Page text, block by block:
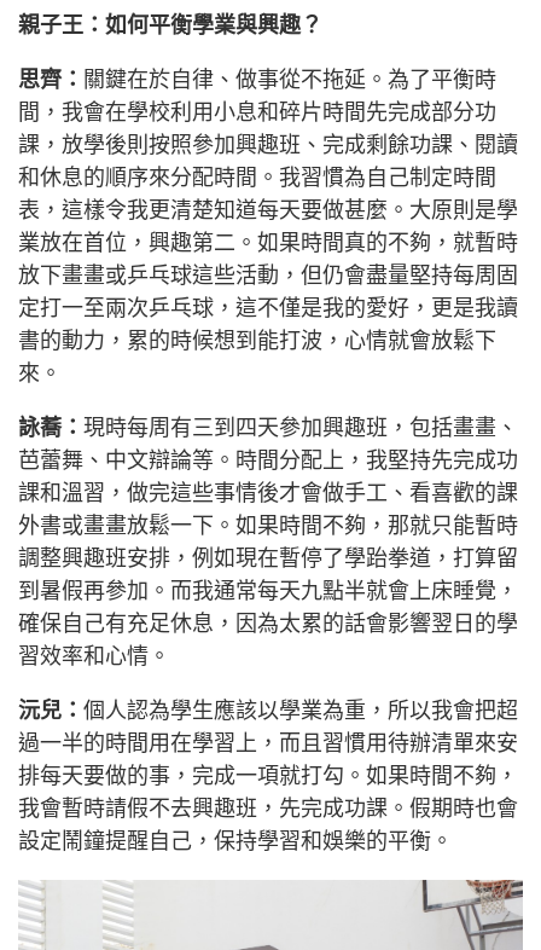
親子王：如何平衡學業與興趣？
思齊： 關鍵在於自律、做事從不拖延。為了平衡時
間，我會在學校利用小息和碎片時間先完成部分功
課，放學後則按照參加興趣班、完成剩餘功課、閱讀
和休息的順序來分配時間。我習慣為自己制定時間
表，這樣令我更清楚知道每天要做甚麼。大原則是學
業放在首位，興趣第二。如果時間真的不夠，就暫時
放下畫畫或乒乓球這些活動，但仍會盡量堅持每周固
定打一至兩次乒乓球，這不僅是我的愛好，更是我讀
書的動力，累的時候想到能打波，心情就會放鬆下
來。
詠蕎： 現時每周有三到四天參加興趣班，包括畫畫、
芭蕾舞、中文辯論等。時間分配上，我堅持先完成功
課和溫習，做完這些事情後才會做手工、看喜歡的課
外書或畫畫放鬆一下。如果時間不夠，那就只能暫時
調整興趣班安排，例如現在暫停了學跆拳道，打算留
到暑假再參加。而我通常每天九點半就會上床睡覺，
確保自己有充足休息，因為太累的話會影響翌日的學
習效率和心情。
沅兒： 個人認為學生應該以學業為重，所以我會把超
過一半的時間用在學習上，而且習慣用待辦清單來安
排每天要做的事，完成一項就打勾。如果時間不夠，
我會暫時請假不去興趣班，先完成功課。假期時也會
設定鬧鐘提醒自己，保持學習和娛樂的平衡。